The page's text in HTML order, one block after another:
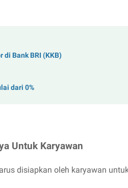
Bank BRI (KKB)
dari 0%
Untuk Karyawan
disiapkan oleh karyawan